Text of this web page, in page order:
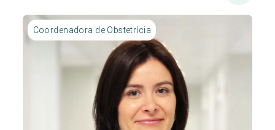
Coordenadora de Obstetrícia